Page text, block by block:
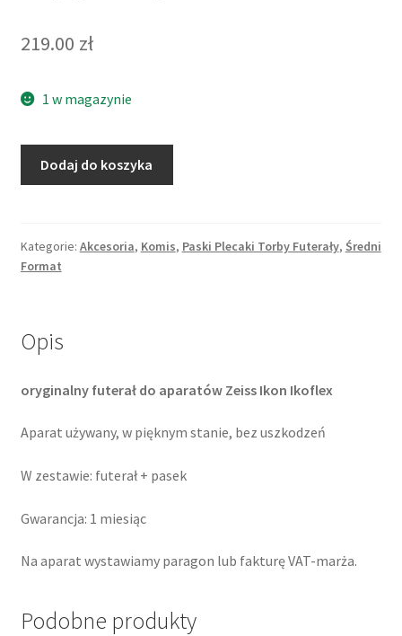
219.00 zł
1 w magazynie
oryginalny
futerał
Dodaj do koszyka
Kategorie: Akcesoria, Komis, Paski Plecaki Torby Futerały, Średni
Format
Opis
oryginalny futerał do aparatów Zeiss Ikon Ikoflex
Aparat używany, w pięknym stanie, bez uszkodzeń
W zestawie: futerał + pasek
Gwarancja: 1 miesiąc
Na aparat wystawiamy paragon lub fakturę VAT-marża.
Podobne produkty